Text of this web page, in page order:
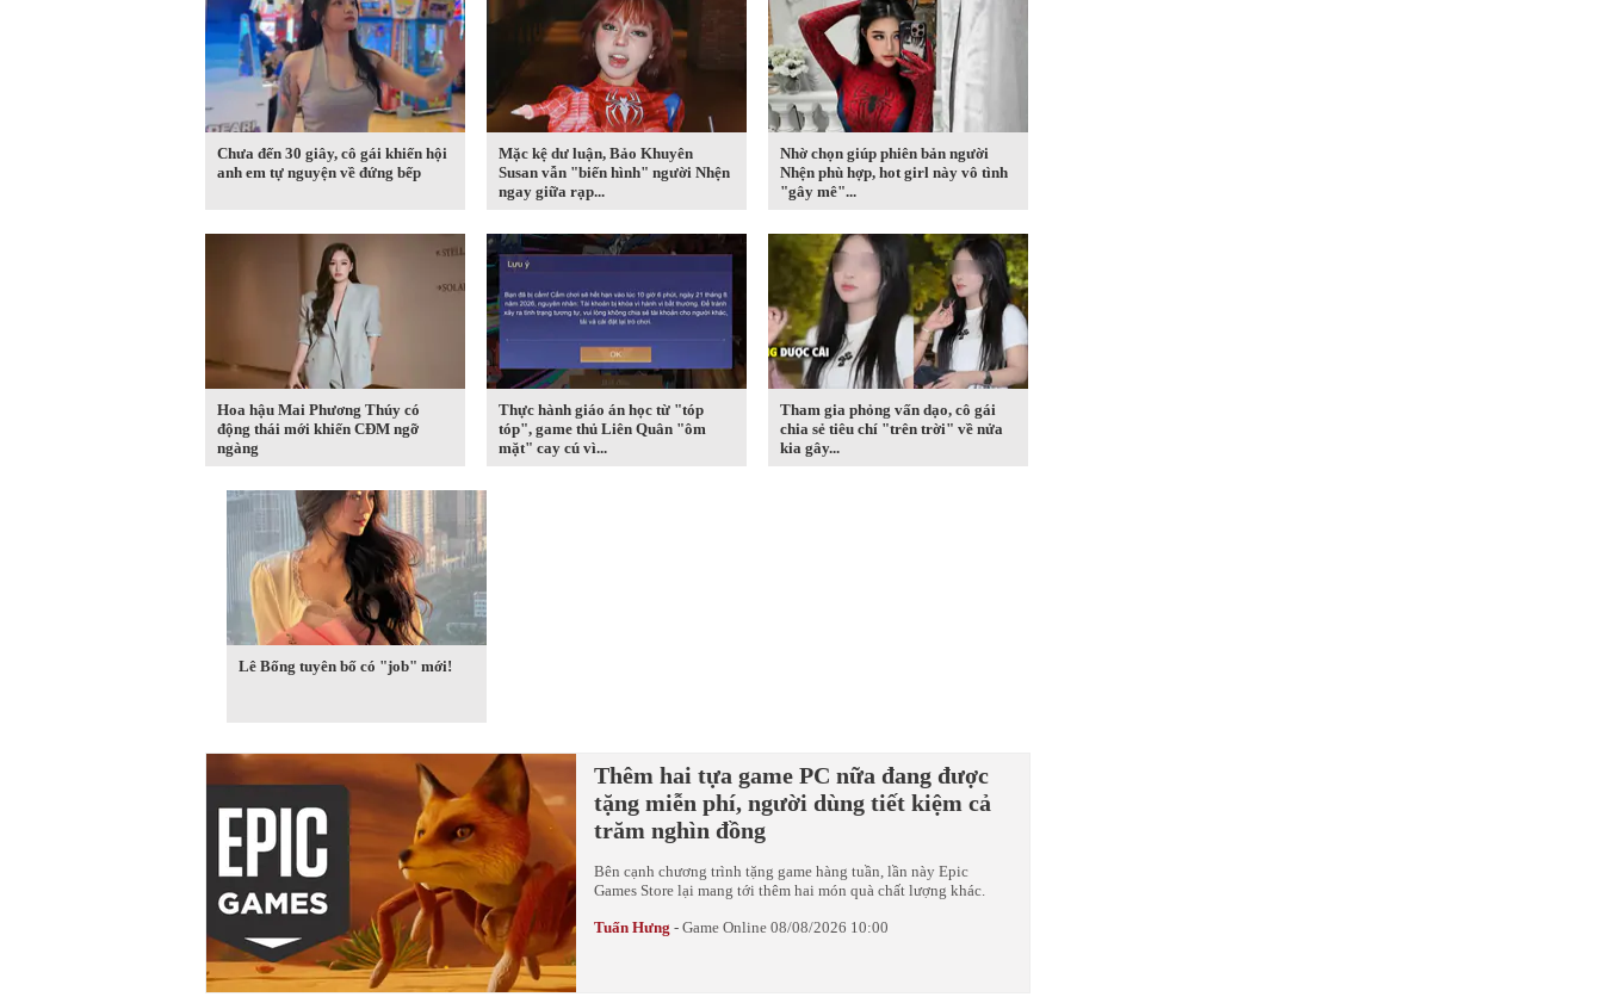
Chưa đến 30 giây, cô gái khiến hội
anh em tự nguyện về đứng bếp
Mặc kệ dư luận, Bảo Khuyên
Susan vẫn "biến hình" người Nhện
ngay giữa rạp...
Nhờ chọn giúp phiên bản người
Nhện phù hợp, hot girl này vô tình
"gây mê"...
Hoa hậu Mai Phương Thúy có
động thái mới khiến CĐM ngỡ
ngàng
Thực hành giáo án học từ "tóp
tóp", game thủ Liên Quân "ôm
mặt" cay cú vì...
Tham gia phỏng vấn dạo, cô gái
chia sẻ tiêu chí "trên trời" về nửa
kia gây...
Lê Bống tuyên bố có "job" mới!
Thêm hai tựa game PC nữa đang được
tặng miễn phí, người dùng tiết kiệm cả
trăm nghìn đồng
Bên cạnh chương trình tặng game hàng tuần, lần này Epic
Games Store lại mang tới thêm hai món quà chất lượng khác.
Tuấn Hưng - Game Online 08/08/2026 10:00